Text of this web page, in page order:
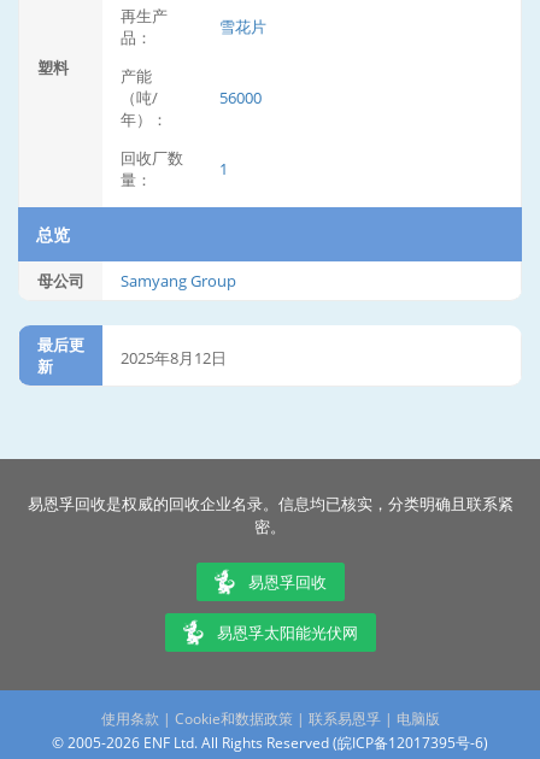
塑料
再生产
品：
雪花片
产能
（吨/
年）：
56000
回收厂数
量：
1
总览
母公司 Samyang Group
最后更
新
2025年8月12日
易恩孚回收是权威的回收企业名录。信息均已核实，分类明确且联系紧
密。
易恩孚回收
易恩孚太阳能光伏网
使用条款 | Cookie和数据政策| 联系易恩孚 | 电脑版
© 2005-2026 ENF Ltd. All Rights Reserved (皖ICP备12017395号-6)